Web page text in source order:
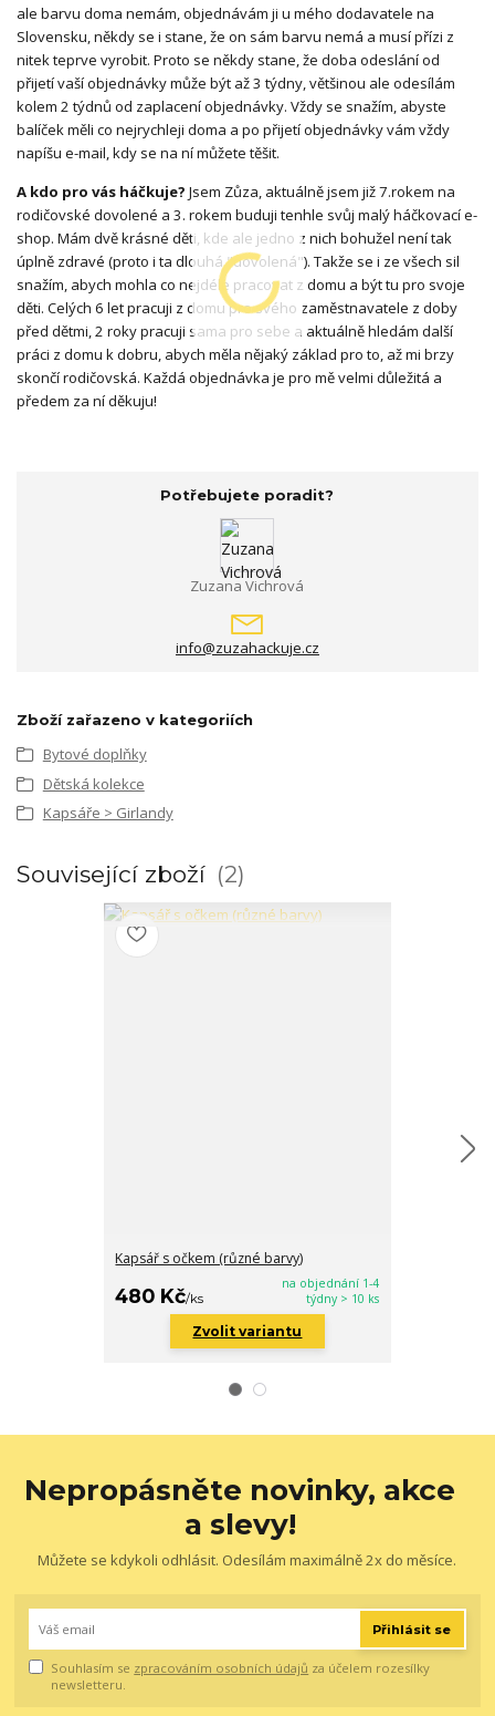
ale barvu doma nemám, objednávám ji u mého dodavatele na
Slovensku, někdy se i stane, že on sám barvu nemá a musí přízi z
nitek teprve vyrobit. Proto se někdy stane, že doba odeslání od
přijetí vaší objednávky může být až 3 týdny, většinou ale odesílám
kolem 2 týdnů od zaplacení objednávky. Vždy se snažím, abyste
balíček měli co nejrychleji doma a po přijetí objednávky vám vždy
napíšu e-mail, kdy se na ní můžete těšit.
A kdo pro vás háčkuje? Jsem Zůza, aktuálně jsem již 7.rokem na
rodičovské dovolené a 3. rokem buduji tenhle svůj malý háčkovací e-
shop. Mám dvě krásné děti, kde ale jedno z nich bohužel není tak
úplně zdravé (proto i ta dlouhá "dovolená"). Takže se i ze všech sil
snažím, abych mohla co nejdéle pracovat z domu a být tu pro svoje
děti. Celých 6 let pracuji z domu pro svého zaměstnavatele z doby
před dětmi, 2 roky pracuji sama pro sebe a aktuálně hledám další
práci z domu k dobru, abych měla nějaký základ pro to, až mi brzy
skončí rodičovská. Každá objednávka je pro mě velmi důležitá a
předem za ní děkuju!
Potřebujete poradit?
Zuzana Vichrová
info@zuzahackuje.cz
Zboží zařazeno v kategoriích
Bytové doplňky
Dětská kolekce
Kapsáře > Girlandy
Související zboží 2
Kapsář s očkem (různé barvy)
480 Kč/ks
na objednání 1-4
týdny > 10 ks
Zvolit variantu
Nepropásněte novinky, akce
a slevy!
Můžete se kdykoli odhlásit. Odesílám maximálně 2x do měsíce.
Přihlásit se
Souhlasím se zpracováním osobních údajů za účelem rozesílky
newsletteru.